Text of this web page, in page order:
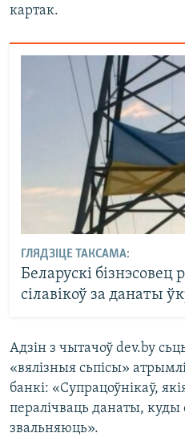
картак.
ГЛЯДЗІЦЕ ТАКСАМА:
Беларускі бізнэсовец
сілавікоў за данаты
Адзін з чытачоў dev.by
«вялізныя сьпісы»
банкі: «Супрацоўнікаў,
пералічваць данаты,
звальняюць».